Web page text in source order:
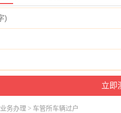
业务办理 > 车管所车辆过户